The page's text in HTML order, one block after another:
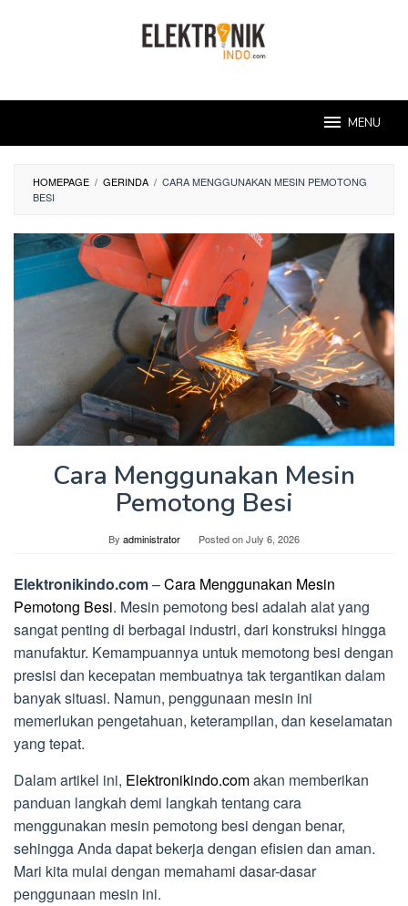
MENU
HOMEPAGE / GERINDA / CARA MENGGUNAKAN MESIN PEMOTONG
BESI
Cara Menggunakan Mesin
Pemotong Besi
By administrator Posted onJuly 6, 2026
Elektronikindo.com–Cara Menggunakan Mesin
Pemotong Besi. Mesin pemotong besi adalah alat yang
sangat penting di berbagai industri, dari konstruksi hingga
manufaktur. Kemampuannya untuk memotong besi dengan
presisi dan kecepatan membuatnya tak tergantikan dalam
banyak situasi. Namun, penggunaan mesin ini
memerlukan pengetahuan, keterampilan, dan keselamatan
yang tepat.
Dalam artikel ini, Elektronikindo.comakan memberikan
panduan langkah demi langkah tentang cara
menggunakan mesin pemotong besi dengan benar,
sehingga Anda dapat bekerja dengan efisien dan aman.
Mari kita mulai dengan memahami dasar-dasar
penggunaan mesin ini.